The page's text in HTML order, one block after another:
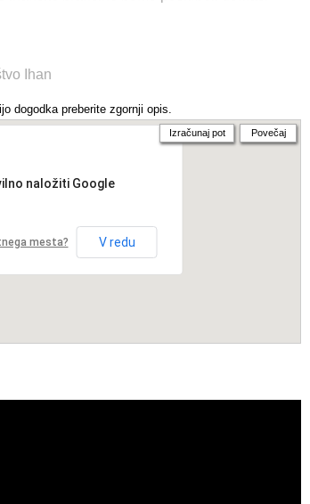
Ihan
dogodka preberite zgornji opis.
naložiti Google
mesta? V redu
Izračunaj pot Povečaj